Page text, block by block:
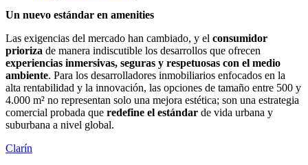
Un nuevo estándar en amenities
Las exigencias del mercado han cambiado, y el consumidor
prioriza de manera indiscutible los desarrollos que ofrecen
experiencias inmersivas, seguras y respetuosas con el medio
ambiente. Para los desarrolladores inmobiliarios enfocados en la
alta rentabilidad y la innovación, las opciones de tamaño entre 500 y
4.000 m² no representan solo una mejora estética; son una estrategia
comercial probada que redefine el estándar de vida urbana y
suburbana a nivel global.
Clarín